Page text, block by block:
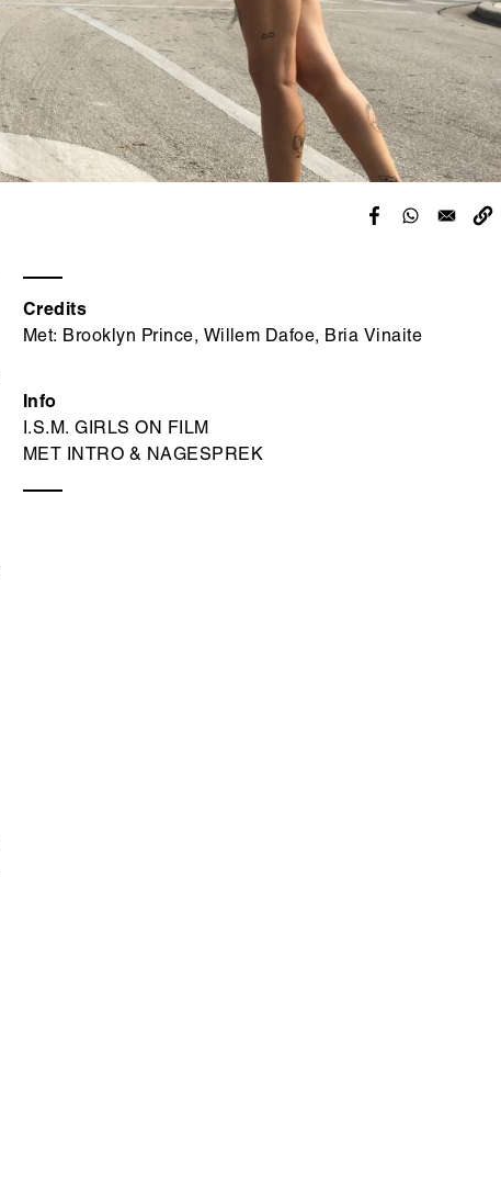
Credits
Met: Brooklyn Prince, Willem Dafoe, Bria Vinaite
Info
I.S.M. GIRLS ON FILM
MET INTRO & NAGESPREK